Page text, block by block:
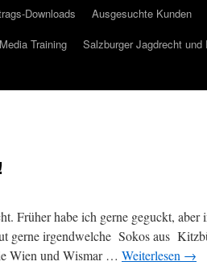
Downloads Ausgesuchte Kunden
Training
Salzburger Jagdrecht
Früher habe ich gerne geguckt, aber
gerne irgendwelche Sokos aus
Wien und Wismar … Weiterlesen →